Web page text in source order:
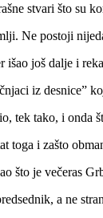
stvari što su
Ne postoji
išao još dalje i
iz desnice”
tek tako, i onda
toga i zašto
što je večeras
a ne